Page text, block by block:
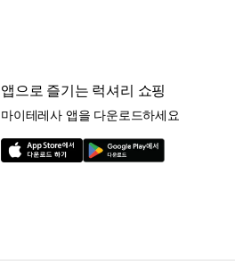
앱으로 즐기는 럭셔리 쇼핑
마이테레사 앱을 다운로드하세요